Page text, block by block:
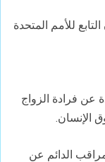
للأمم المتحدة
عن فرادة الزواج
الإنسان.
الدائم عن